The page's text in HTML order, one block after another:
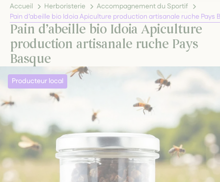
Accueil Herboristerie
Accompagnement du Sportif
Pain d’abeille bio Idoia Apiculture production artisanale ruche Pays
Pain d’abeille bio Idoia Apiculture
production artisanale ruche Pays
Basque